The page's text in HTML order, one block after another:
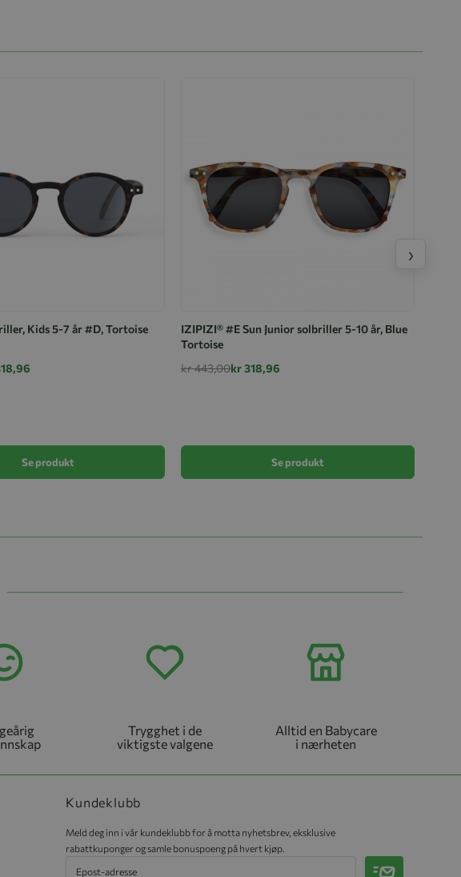
Kids 5-7 år #D, Tortoise
Se produkt
IZIPIZI® #E Sun Junior solbriller 5-10 år, Blue
Tortoise
kr 443,00kr 318,96
Se produkt
›
Trygghet i de
viktigste valgene
Alltid en Babycare
i nærheten
Kundeklubb
Meld deg inn i vår kundeklubb for å motta nyhetsbrev, eksklusive
rabattkuponger og samle bonuspoeng på hvert kjøp.